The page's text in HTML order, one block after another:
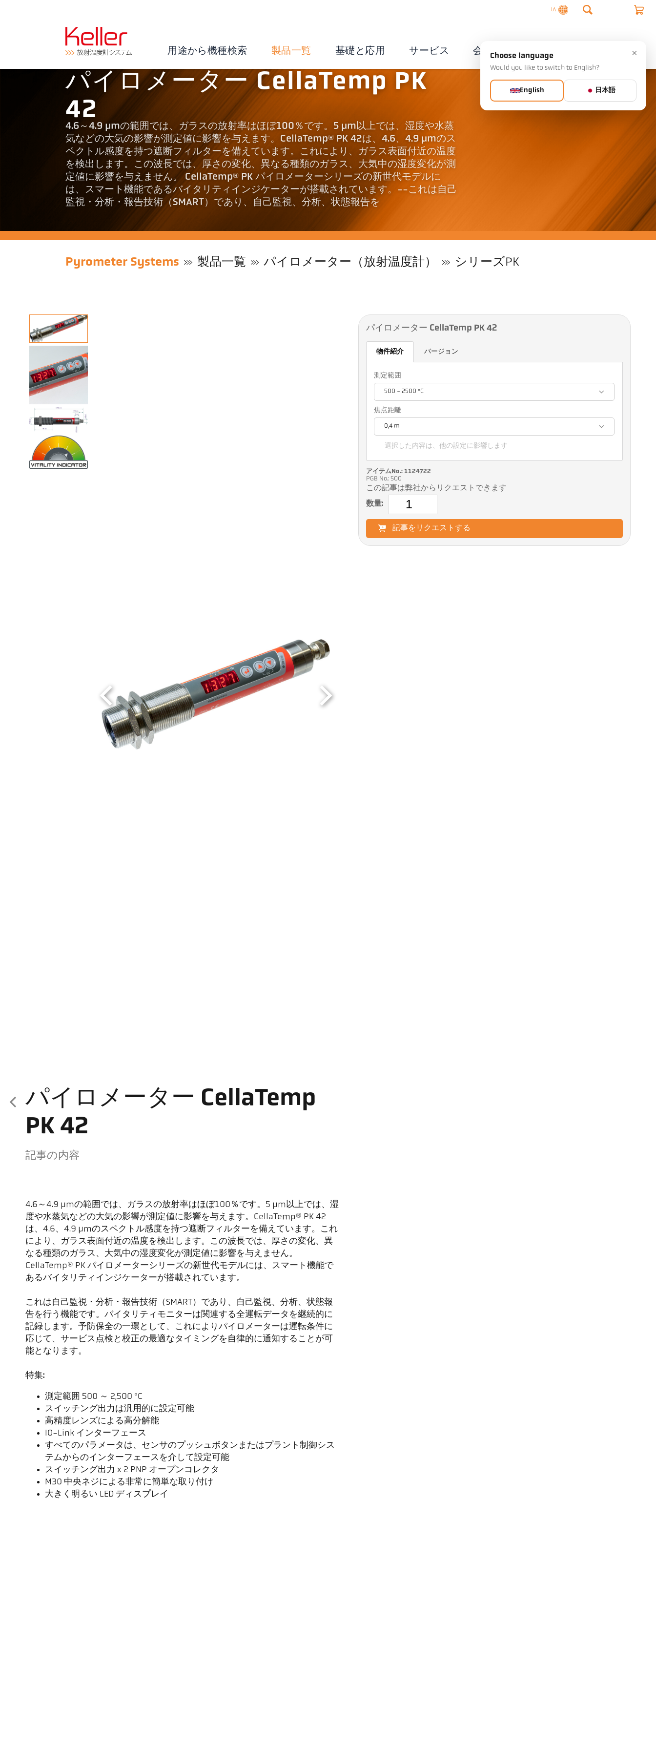
JA
用途から機種検索 製品一覧 基礎と応用 サービス 会社概要
パイロメーター CellaTemp PK
42
4.6～4.9 µmの範囲では、ガラスの放射率はほぼ100％です。5 µm以上では、湿度や水蒸
気などの大気の影響が測定値に影響を与えます。CellaTemp® PK 42は、4.6、4.9 µmのス
ペクトル感度を持つ遮断フィルターを備えています。これにより、ガラス表面付近の温度
を検出します。この波長では、厚さの変化、異なる種類のガラス、大気中の湿度変化が測
定値に影響を与えません。 CellaTemp® PK パイロメーターシリーズの新世代モデルに
は、スマート機能であるバイタリティインジケーターが搭載されています。--これは自己
監視・分析・報告技術（SMART）であり、自己監視、分析、状態報告を
Pyrometer Systems 製品一覧 パイロメーター（放射温度計） シリーズPK
パイロメーター CellaTemp
PK 42
記事の内容
4.6～4.9 µmの範囲では、ガラスの放射率はほぼ100％です。5 µm以上では、湿
度や水蒸気などの大気の影響が測定値に影響を与えます。CellaTemp® PK 42
は、4.6、4.9 µmのスペクトル感度を持つ遮断フィルターを備えています。これ
により、ガラス表面付近の温度を検出します。この波長では、厚さの変化、異
なる種類のガラス、大気中の湿度変化が測定値に影響を与えません。
CellaTemp® PK パイロメーターシリーズの新世代モデルには、スマート機能で
あるバイタリティインジケーターが搭載されています。
これは自己監視・分析・報告技術（SMART）であり、自己監視、分析、状態報
告を行う機能です。バイタリティモニターは関連する全運転データを継続的に
記録します。予防保全の一環として、これによりパイロメーターは運転条件に
応じて、サービス点検と校正の最適なタイミングを自律的に通知することが可
能となります。
特集:
測定範囲 500 ～ 2,500 °C
スイッチング出力は汎用的に設定可能
高精度レンズによる高分解能
IO-Link インターフェース
すべてのパラメータは、センサのプッシュボタンまたはプラント制御シス
テムからのインターフェースを介して設定可能
スイッチング出力 x 2 PNP オープンコレクタ
M30 中央ネジによる非常に簡単な取り付け
大きく明るい LED ディスプレイ
パイロメーター CellaTemp PK 42
物件紹介 バージョン
測定範囲
500 - 2500 °C
焦点距離
0,4 m
選択した内容は、他の設定に影響します
アイテムNo.: 1124722
PGB No.: 500
この記事は弊社からリクエストできます
数量:
記事をリクエストする
×
Choose language
Would you like to switch to English?
English 日本語